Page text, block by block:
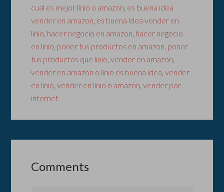
cual es mejor linio o amazon es buena idea
vender en amazon es buena idea vender en
linio hacer negocio en amazon hacer negocio
en linio poner tus productos en amazon poner
tus productos que linio ,vender en amazon
vender en amazon o linio es buena idea ,vender
en linio ,vender en linio o amazon ,vender por
internet
Comments